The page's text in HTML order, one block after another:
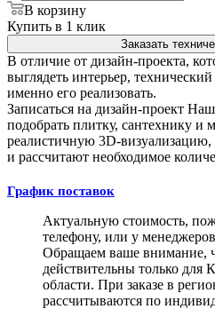
В корзину
Купить в 1 клик
Заказать
В отличие от дизайн-проекта,
выглядеть интерьер,
именно его реализовать.
Записаться на дизайн-проект
подобрать плитку, сантехнику и
реалистичную 3D-
и рассчитают необходимое
График поставок
Актуальную стоимость,
телефону, или у
Обращаем ваше внимание,
действительны только для
области. При заказе в
рассчитываются по